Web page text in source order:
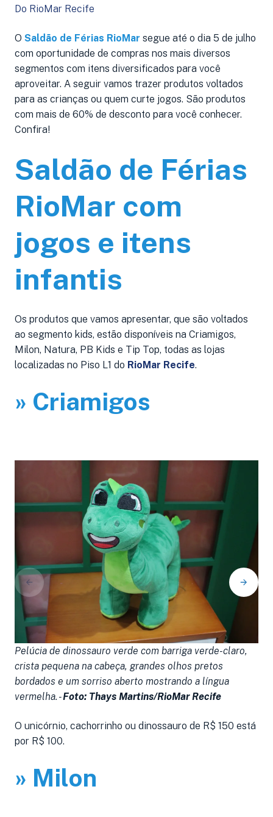
Do RioMar Recife
O Saldão de Férias RioMar segue até o dia 5 de julho
com oportunidade de compras nos mais diversos
segmentos com itens diversificados para você
aproveitar. A seguir vamos trazer produtos voltados
para as crianças ou quem curte jogos. São produtos
com mais de 60% de desconto para você conhecer.
Confira!
Saldão de Férias
RioMar com
jogos e itens
infantis
Os produtos que vamos apresentar, que são voltados
ao segmento kids, estão disponíveis na Criamigos,
Milon, Natura, PB Kids e Tip Top, todas as lojas
localizadas no Piso L1 do RioMar Recife.
» Criamigos
Pelúcia de dinossauro verde com barriga verde-claro,
crista pequena na cabeça, grandes olhos pretos
bordados e um sorriso aberto mostrando a língua
vermelha. -Foto: Thays Martins/RioMar Recife
O unicórnio, cachorrinho ou dinossauro de R$ 150 está
por R$ 100.
» Milon